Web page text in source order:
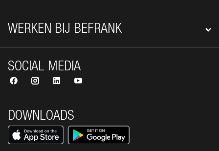
WERKEN BIJ BEFRANK
DOWNLOADS
SOCIAL MEDIA